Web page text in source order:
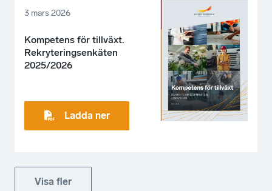
3 mars 2026
Kompetens för tillväxt.
Rekryteringsenkäten
2025/2026
Ladda ner
Visa fler